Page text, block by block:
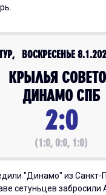
ВОСКРЕСЕНЬЕ
КРЫЛЬЯ
ДИНАМО СПБ
2:0
(1:0, 0:0, 1:0)
"Динамо" из Санкт-
сетуньцев забросили